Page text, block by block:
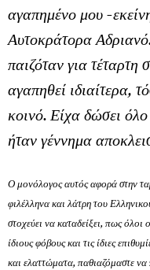
αγαπημένο μου -
Αυτοκράτορα
παιζόταν για τέταρτη
αγαπηθεί ιδιαίτερα,
κοινό. Είχα δώσει
ήταν γέννημα
Ο μονόλογος αυτός αφορά στην
φιλέλληνα και λάτρη του
στοχεύει να καταδείξει, πως όλοι
ίδιους φόβους και τις ίδιες
και ελαττώματα, παθιαζόμαστε